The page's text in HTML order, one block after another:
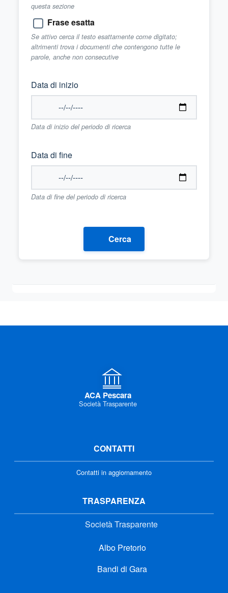
questa sezione
Frase esatta
Se attivo cerca il testo esattamente come digitato;
altrimenti trova i documenti che contengono tutte le
parole, anche non consecutive
Data di inizio
Data di inizio del periodo di ricerca
Data di fine
Data di fine del periodo di ricerca
Cerca
ACA Pescara
Società Trasparente
CONTATTI
Contatti in aggiornamento
TRASPARENZA
Società Trasparente
Albo Pretorio
Bandi di Gara